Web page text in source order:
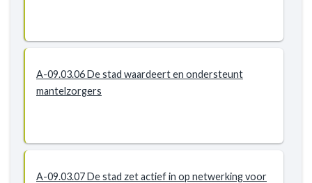
A-09.03.06 De stad waardeert en ondersteunt
mantelzorgers
A-09.03.07 De stad zet actief in op netwerking voor